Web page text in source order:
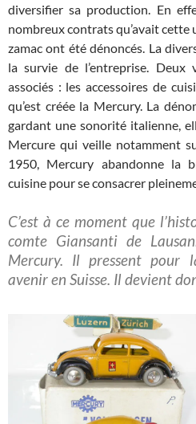
diversifier sa production. En
nombreux contrats qu’avait cette
zamac ont été dénoncés. La
la survie de l’entreprise.
associés : les accessoires de
qu’est créée la Mercury. La
gardant une sonorité italienne,
Mercure qui veille notamment
1950, Mercury abandonne la
cuisine pour se consacrer
C’est à ce moment que
comte Giansanti de
Mercury. Il pressent pour
avenir en Suisse. Il devient